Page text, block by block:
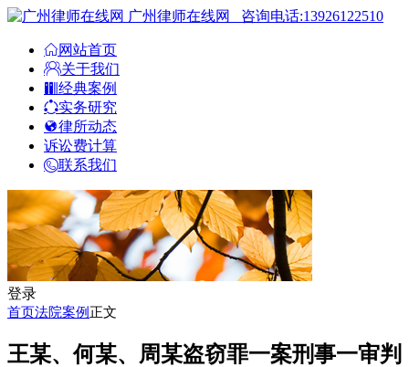
广州律师在线网 咨询电话:13926122510
网站首页
关于我们
经典案例
实务研究
律所动态
诉讼费计算
联系我们
登录
首页法院案例 正文
王某、何某、周某盗窃罪一案刑事一审判